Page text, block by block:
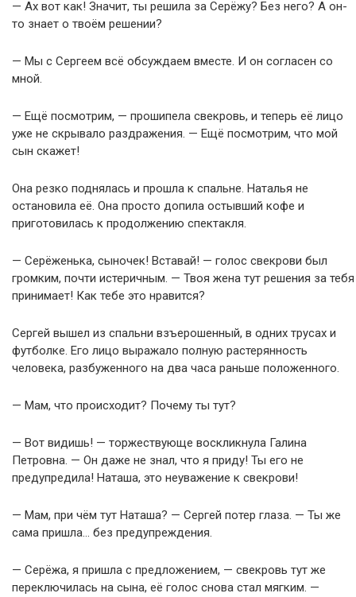
— Ах вот как! Значит, ты решила за Серёжу? Без него? А он-
то знает о твоём решении?
— Мы с Сергеем всё обсуждаем вместе. И он согласен со
мной.
— Ещё посмотрим, — прошипела свекровь, и теперь её лицо
уже не скрывало раздражения. — Ещё посмотрим, что мой
сын скажет!
Она резко поднялась и прошла к спальне. Наталья не
остановила её. Она просто допила остывший кофе и
приготовилась к продолжению спектакля.
— Серёженька, сыночек! Вставай! — голос свекрови был
громким, почти истеричным. — Твоя жена тут решения за тебя
принимает! Как тебе это нравится?
Сергей вышел из спальни взъерошенный, в одних трусах и
футболке. Его лицо выражало полную растерянность
человека, разбуженного на два часа раньше положенного.
— Мам, что происходит? Почему ты тут?
— Вот видишь! — торжествующе воскликнула Галина
Петровна. — Он даже не знал, что я приду! Ты его не
предупредила! Наташа, это неуважение к свекрови!
— Мам, при чём тут Наташа? — Сергей потер глаза. — Ты же
сама пришла… без предупреждения.
— Серёжа, я пришла с предложением, — свекровь тут же
переключилась на сына, её голос снова стал мягким. —